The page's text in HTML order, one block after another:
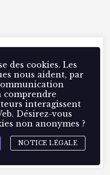
cookies statistiques
par la collecte et la
d'informations,
comment les
avec
Web.
Rejeter
des cookies
des cookies. Les
nous aident, par
comprendre
interagissent
Désirez-vous
non anonymes ?
NOTICE LÉGALE